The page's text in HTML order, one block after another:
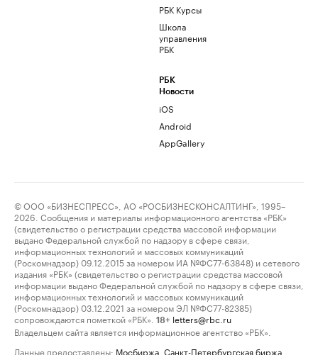
РБК Курсы
Школа
управления
РБК
РБК
Новости
iOS
Android
AppGallery
© ООО «БИЗНЕСПРЕСС», АО «РОСБИЗНЕСКОНСАЛТИНГ», 1995–
2026. Сообщения и материалы информационного агентства «РБК»
(свидетельство о регистрации средства массовой информации
выдано Федеральной службой по надзору в сфере связи,
информационных технологий и массовых коммуникаций
(Роскомнадзор) 09.12.2015 за номером ИА №ФС77-63848) и сетевого
издания «РБК» (свидетельство о регистрации средства массовой
информации выдано Федеральной службой по надзору в сфере связи,
информационных технологий и массовых коммуникаций
(Роскомнадзор) 03.12.2021 за номером ЭЛ №ФС77-82385)
сопровождаются пометкой «РБК».
18+ letters@rbc.ru
Владельцем сайта является информационное агентство «РБК».
Данные предоставлены: Мосбиржа Санкт-Петербургская биржа